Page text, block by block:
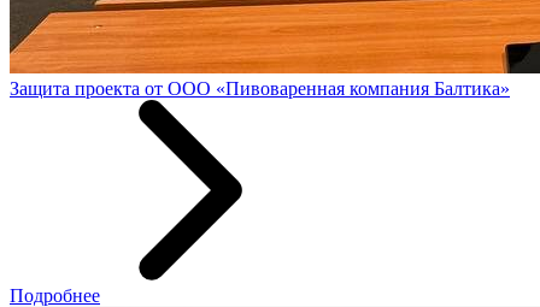
Защита проекта от ООО «Пивоваренная компания Балтика»
Подробнее